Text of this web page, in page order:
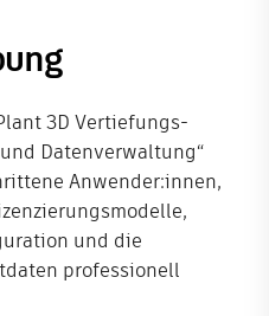
3D Vertiefungs-
Datenverwaltung“
Anwender:innen,
und die
professionell